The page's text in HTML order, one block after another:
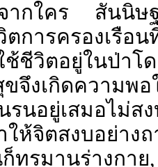
ากใคร สันนิษฐ
ตการครองเรื
ช้ชีวิตอยู่ในป่า
ขจึงเกิดความ
นรนอยู่เสมอไ
ให้จิตสงบอย่า
ก็ทรมานร่างก